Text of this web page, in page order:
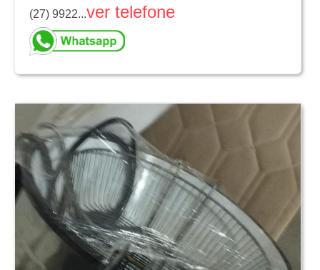
(27) 9922...ver telefone